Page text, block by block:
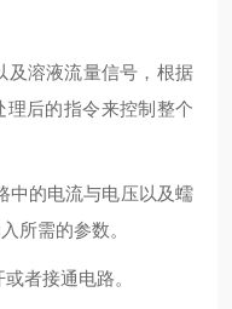
及溶液流量信号，根据
后的指令来控制整个
中的电流与电压以及蠕
所需的参数。
者接通电路。